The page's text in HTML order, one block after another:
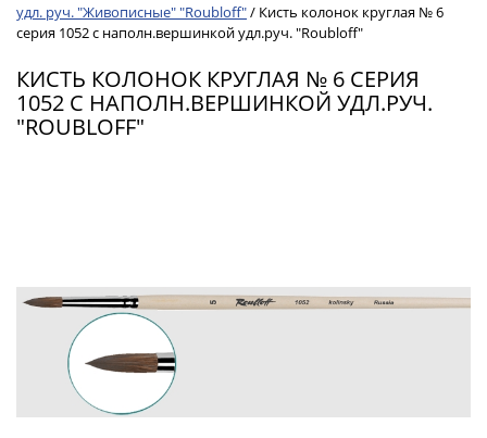
удл. руч. "Живописные" "Roubloff"/ Кисть колонок круглая № 6
серия 1052 с наполн.вершинкой удл.руч. "Roubloff"
КИСТЬ КОЛОНОК КРУГЛАЯ № 6 СЕРИЯ
1052 С НАПОЛН.ВЕРШИНКОЙ УДЛ.РУЧ.
"ROUBLOFF"